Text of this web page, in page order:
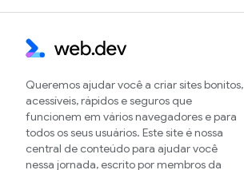
Queremos ajudar você a criar sites bonitos,
acessíveis, rápidos e seguros que
funcionem em vários navegadores e para
todos os seus usuários. Este site é nossa
central de conteúdo para ajudar você
nessa jornada, escrito por membros da